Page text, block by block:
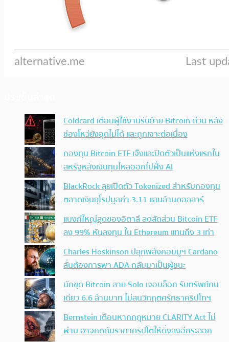
Coldcard เตือนผู้ใช้งานรีบย้าย Bitcoin ด่วน หลัง
ช่องโหว่ยังอุดไม่ได้ และถูกเจาะต่อเนื่อง
กองทุน Bitcoin ETF เจ๊งและปิดตัวเป็นแห่งแรกใน
สหรัฐหลังเงินทุนไหลออกไปฝั่ง AI
BlackRock ลุยเปิดตัว Tokenized สำหรับกองทุน
ตลาดเงินยุโรปมูลค่า 3.11 แสนล้านดอลลาร์
แบงก์ใหญ่สุดของอิตาลี ลดสัดส่วน Bitcoin ETF
ลง 99% หันลงทุน ใน Ethereum แทนถึง 3 เท่า
Charles Hoskinson ปลุกพลังคอมมูฯ Cardano
ลั่นต้องการพา ADA กลับมาเป็นผู้ชนะ
นักขุด Bitcoin สาย Solo เจอบล็อก รับทรัพย์คน
เดียว 6.6 ล้านบาท ไม่สนวิกฤตศรัทธาคริปโทฯ
Bernstein เตือนหากกฎหมาย CLARITY Act ไม่
ผ่าน อาจกดดันราคาคริปโตให้ดิ่งลงอีกระลอก